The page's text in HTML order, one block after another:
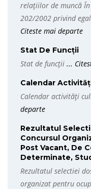
relațiilor de muncă
202/2002 privind
Citeste mai departe
Stat De Funcții
Stat de funcții ...
Calendar
Calendar activități
departe
Rezultatul
Concursul
Post Vacant, De
Determinate,
Rezultatul selectiei
organizat pentru